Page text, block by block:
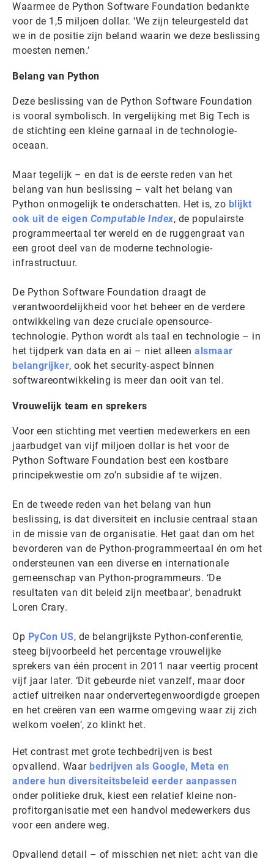
Waarmee de Python Software Foundation bedankte
voor de 1,5 miljoen dollar. ‘We zijn teleurgesteld dat
we in de positie zijn beland waarin we deze beslissing
moesten nemen.’
Belang van Python
Deze beslissing van de Python Software Foundation
is vooral symbolisch. In vergelijking met Big Tech is
de stichting een kleine garnaal in de technologie-
oceaan.
Maar tegelijk – en dat is de eerste reden van het
belang van hun beslissing – valt het belang van
Python onmogelijk te onderschatten. Het is, zo blijkt
ook uit de eigen Computable Index, de populairste
programmeertaal ter wereld en de ruggengraat van
een groot deel van de moderne technologie-
infrastructuur.
De Python Software Foundation draagt de
verantwoordelijkheid voor het beheer en de verdere
ontwikkeling van deze cruciale opensource-
technologie. Python wordt als taal en technologie – in
het tijdperk van data en ai – niet alleen alsmaar
belangrijker, ook het security-aspect binnen
softwareontwikkeling is meer dan ooit van tel.
Vrouwelijk team en sprekers
Voor een stichting met veertien medewerkers en een
jaarbudget van vijf miljoen dollar is het voor de
Python Software Foundation best een kostbare
principekwestie om zo’n subsidie af te wijzen.
En de tweede reden van het belang van hun
beslissing, is dat diversiteit en inclusie centraal staan
in de missie van de organisatie. Het gaat dan om het
bevorderen van de Python-programmeertaal én om het
ondersteunen van een diverse en internationale
gemeenschap van Python-programmeurs. ‘De
resultaten van dit beleid zijn meetbaar’, benadrukt
Loren Crary.
Op PyCon US, de belangrijkste Python-conferentie,
steeg bijvoorbeeld het percentage vrouwelijke
sprekers van één procent in 2011 naar veertig procent
vijf jaar later. ‘Dit gebeurde niet vanzelf, maar door
actief uitreiken naar ondervertegenwoordigde groepen
en het creëren van een warme omgeving waar zij zich
welkom voelen’, zo klinkt het.
Het contrast met grote techbedrijven is best
opvallend. Waar bedrijven als Google, Meta en
andere hun diversiteitsbeleid eerder aanpassen
onder politieke druk, kiest een relatief kleine non-
profitorganisatie met een handvol medewerkers dus
voor een andere weg.
Opvallend detail – of misschien net niet: acht van die